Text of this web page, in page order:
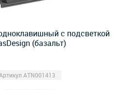
с подсветкой
(базальт)
ATN001413